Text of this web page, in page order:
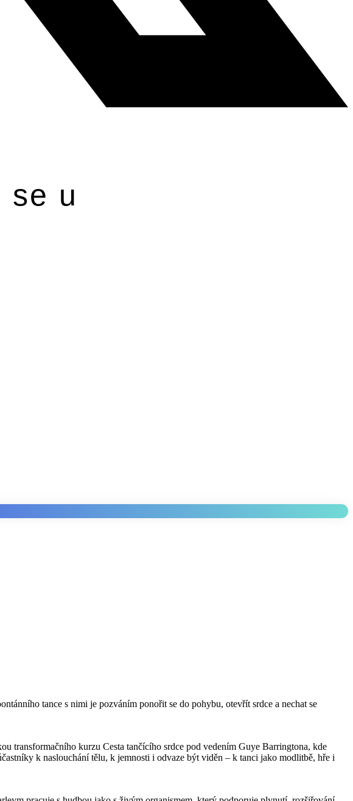
se u
tance s nimi je pozváním ponořit se do pohybu, otevřít srdce a nechat se
transformačního kurzu Cesta tančícího srdce pod vedením Guye Barringtona, kde
k naslouchání tělu, k jemnosti i odvaze být viděn – k tanci jako modlitbě, hře i